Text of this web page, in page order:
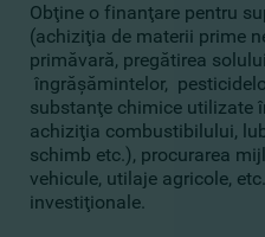
Obţine o finanţare pentru
(achiziţia de materii prime
primăvară, pregătirea
îngrăşămintelor,
substanţe chimice utilizate
achiziţia combustibilului,
schimb etc.), procurarea
vehicule, utilaje agricole,
investiţionale.